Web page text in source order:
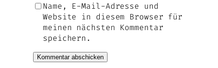
Name, E-Mail-Adresse und
Website in diesem Browser für
meinen nächsten Kommentar
speichern.